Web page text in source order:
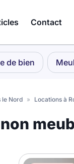
Contact
de bien
le Nord » Locations à